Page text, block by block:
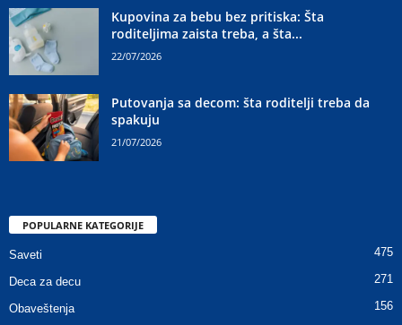
Kupovina za bebu bez pritiska: Šta
roditeljima zaista treba, a šta...
22/07/2026
Putovanja sa decom: šta roditelji treba da
spakuju
21/07/2026
POPULARNE KATEGORIJE
Saveti 475
Deca za decu 271
Obaveštenja 156